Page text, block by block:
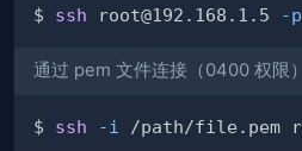
$ ssh root@192.168.1.5 -p
通过 pem 文件连接（0400 权限）
$ ssh -i